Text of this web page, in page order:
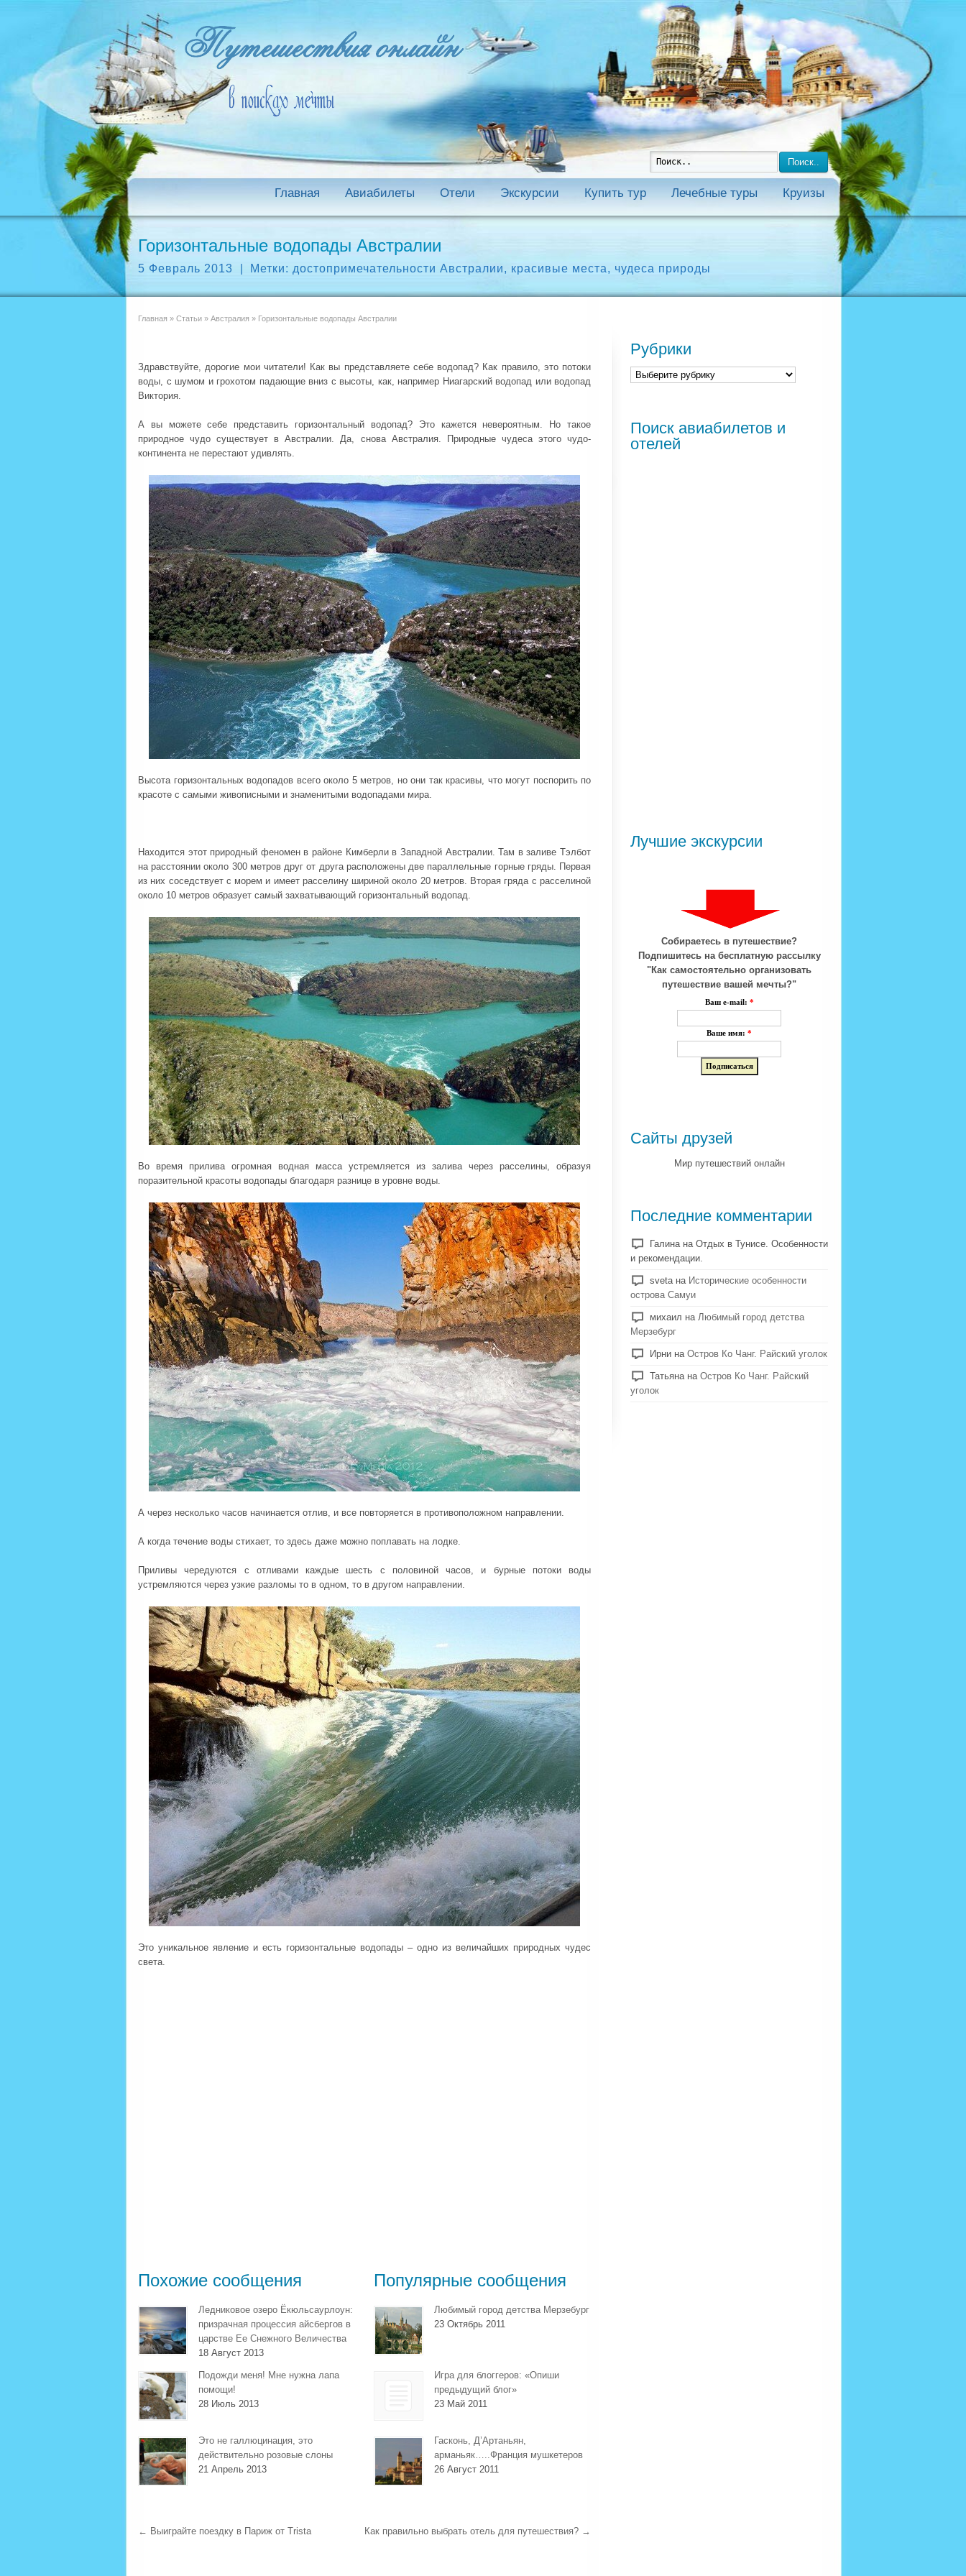
Поиск..
Главная Авиабилеты Отели Экскурсии Купить тур Лечебные туры Круизы
Горизонтальные водопады Австралии
5 Февраль 2013 Метки: достопримечательности Австралии, красивые места, чудеса природы
Главная » Статьи » Австралия » Горизонтальные водопады Австралии
Здравствуйте, дорогие мои читатели! Как вы представляете себе водопад? Как правило, это потоки
воды, с шумом и грохотом падающие вниз с высоты, как, например Ниагарский водопад или водопад
Виктория.
А вы можете себе представить горизонтальный водопад? Это кажется невероятным. Но такое
природное чудо существует в Австралии. Да, снова Австралия. Природные чудеса этого чудо-
континента не перестают удивлять.
Высота горизонтальных водопадов всего около 5 метров, но они так красивы, что могут поспорить по
красоте с самыми живописными и знаменитыми водопадами мира.
Находится этот природный феномен в районе Кимберли в Западной Австралии. Там в заливе Тэлбот
на расстоянии около 300 метров друг от друга расположены две параллельные горные гряды. Первая
из них соседствует с морем и имеет расселину шириной около 20 метров. Вторая гряда с расселиной
около 10 метров образует самый захватывающий горизонтальный водопад.
Во время прилива огромная водная масса устремляется из залива через расселины, образуя
поразительной красоты водопады благодаря разнице в уровне воды.
А через несколько часов начинается отлив, и все повторяется в противоположном направлении.
А когда течение воды стихает, то здесь даже можно поплавать на лодке.
Приливы чередуются с отливами каждые шесть с половиной часов, и бурные потоки воды
устремляются через узкие разломы то в одном, то в другом направлении.
Это уникальное явление и есть горизонтальные водопады – одно из величайших природных чудес
света.
Похожие сообщения
Ледниковое озеро Ёкюльсаурлоун:
призрачная процессия айсбергов в
царстве Ее Снежного Величества
18 Август 2013
Подожди меня! Мне нужна лапа
помощи!
28 Июль 2013
Это не галлюцинация, это
действительно розовые слоны
21 Апрель 2013
Популярные сообщения
Любимый город детства Мерзебург
23 Октябрь 2011
Игра для блоггеров: «Опиши
предыдущий блог»
23 Май 2011
Гасконь, Д’Артаньян,
арманьяк…..Франция мушкетеров
26 Август 2011
← Выиграйте поездку в Париж от Trista Как правильно выбрать отель для путешествия? →
Рубрики
Поиск авиабилетов и
отелей
Лучшие экскурсии
Собираетесь в путешествие?
Подпишитесь на бесплатную рассылку
"Как самостоятельно организовать
путешествие вашей мечты?"
Ваш e-mail: *
Ваше имя: *
Сайты друзей
Мир путешествий онлайн
Последние комментарии
Галина на Отдых в Тунисе. Особенности
и рекомендации.
sveta на Исторические особенности
острова Самуи
михаил на Любимый город детства
Мерзебург
Ирни на Остров Ко Чанг. Райский уголок
Татьяна на Остров Ко Чанг. Райский
уголок